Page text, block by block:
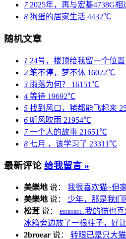
72025年，再与宏碁4738G相
8 狗蛋的居家生活 4432℃
随机文章
1 24号，楼顶给我留一个位置
2 笔不停，梦不休 16022℃
3 雨落为何？ 16151℃
4 等待 19692℃
5 找到风口，猪都能飞起来
6 听风吹雨 21954℃
7一个人的故事 21651℃
8 七月 ，该学习了 23311℃
最新评论 给我留言 »
美樂地 说： 我很喜欢猫~但
美樂地 说： 少年，那是我们
松茸 说： emmm..我的猫也
冰箱旁边放了一根柱子，好
2broear 说： 转眼已是只大